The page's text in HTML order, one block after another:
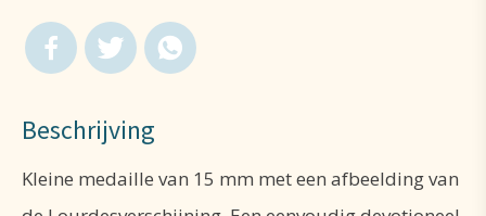
Beschrijving
Kleine medaille van 15 mm met een afbeelding van